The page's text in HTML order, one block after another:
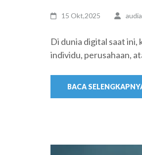
15 Okt,2025
Di dunia digital saat ini,
individu, perusahaan,
BACA